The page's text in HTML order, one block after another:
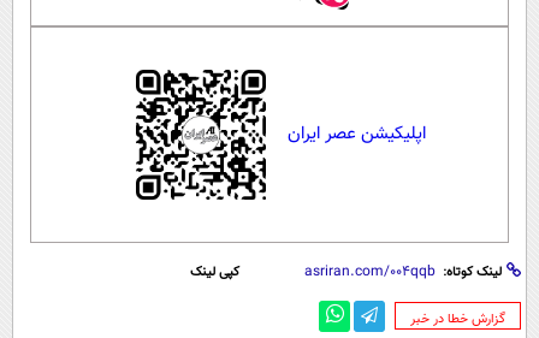
اپلیکیشن عصر ایران
لینک کوتاه: کپی لینک
‌گزارش خطا در خبر